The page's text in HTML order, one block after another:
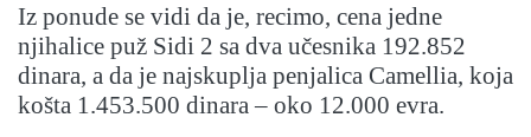
Iz ponude se vidi da je, recimo, cena jedne
njihalice puž Sidi 2 sa dva učesnika 192.852
dinara, a da je najskuplja penjalica Camellia, koja
košta 1.453.500 dinara – oko 12.000 evra.